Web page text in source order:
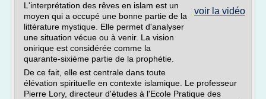
voir la vidéo
L'interprétation des rêves en islam est un
moyen qui a occupé une bonne partie de la
littérature mystique. Elle permet d'analyser
une situation vécue ou à venir. La vision
onirique est considérée comme la
quarante-sixième partie de la prophétie.
De ce fait, elle est centrale dans toute
élévation spirituelle en contexte islamique. Le professeur
Pierre Lory, directeur d'études à l'Ecole Pratique des